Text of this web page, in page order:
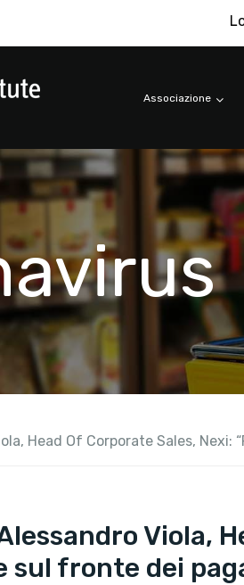
Associazione
Head Of Corporate Sales,
Viola,
sul fronte dei